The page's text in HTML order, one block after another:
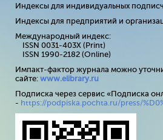
Индексы для индивидуальных
Индексы для предприятий и
Международный индекс:
ISSN 0031-403X (Print)
ISSN 1990-2182 (Online)
Импакт-фактор журнала можно
сайте: www.elibrary.ru
Подписка через сервис «Подписка
- https://podpiska.pochta.ru/press/